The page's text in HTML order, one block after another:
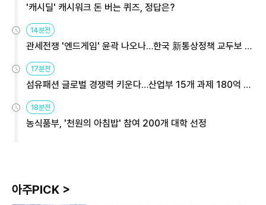
'캐시딜' 캐시워크 돈 버는 퀴즈, 정답은?
14분전
관세전쟁 '엔드게임' 윤곽 나오나…한국 新통상정책 교두보 활
용해야
17분전
섬유패션 글로벌 경쟁력 키운다…산업부 15개 과제 180억 지
원
18분전
농식품부, '천원의 아침밥' 참여 200개 대학 선정
아주PICK >